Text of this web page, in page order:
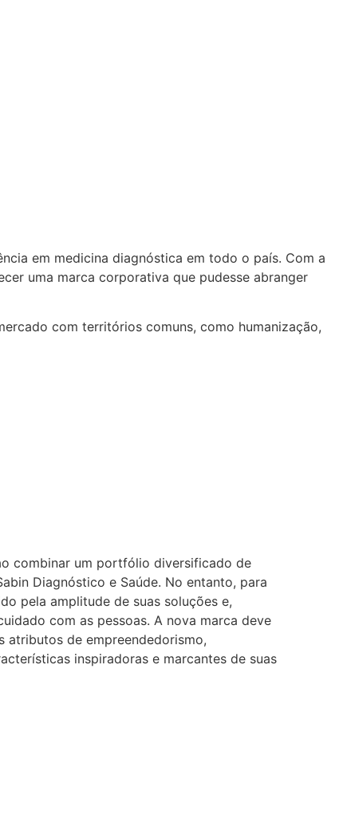
em medicina diagnóstica em todo o país. Com a
uma marca corporativa que pudesse abranger
com territórios comuns, como humanização,
combinar um portfólio diversificado de
Diagnóstico e Saúde. No entanto, para
pela amplitude de suas soluções e,
com as pessoas. A nova marca deve
de empreendedorismo,
inspiradoras e marcantes de suas